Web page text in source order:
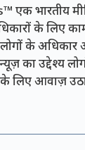
एक भारतीय
के लिए
के अधिकार
का उद्देश्य
लिए आवाज़